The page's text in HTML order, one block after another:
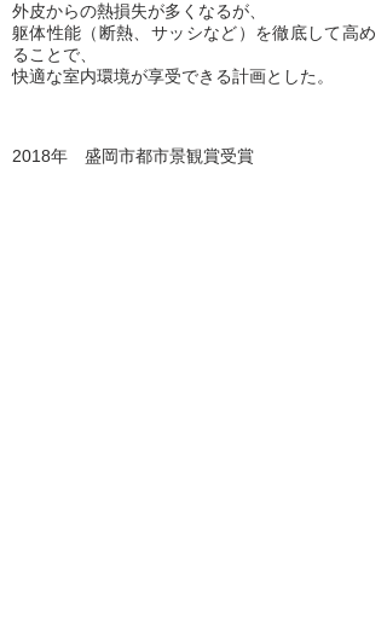
外皮からの熱損失が多くなるが、
躯体性能（断熱、サッシなど）を徹底して高め
ることで、
快適な室内環境が享受できる計画とした。
​2018年 盛岡市都市景観賞受賞